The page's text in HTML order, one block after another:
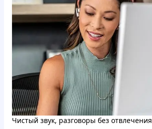
Чистый звук, разговоры без отвлечения